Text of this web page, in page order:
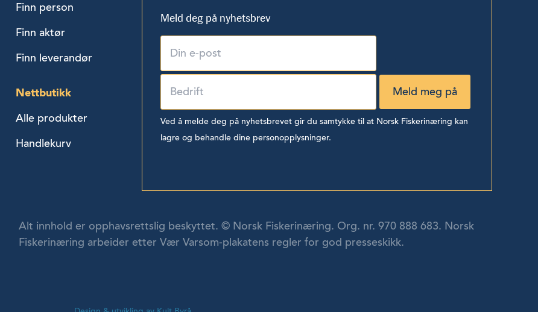
Finn person
Finn aktør
Finn leverandør
Nettbutikk
Alle produkter
Handlekurv
Meld deg på nyhetsbrev
Ved å melde deg på nyhetsbrevet gir du samtykke til at Norsk Fiskerinæring kan
lagre og behandle dine personopplysninger.
Alt innhold er opphavsrettslig beskyttet. © Norsk Fiskerinæring. Org. nr. 970 888 683. Norsk
Fiskerinæring arbeider etter Vær Varsom-plakatens regler for god presseskikk.